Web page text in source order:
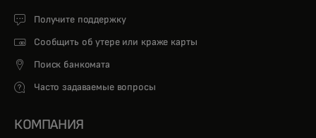
Получите поддержку
Сообщить об утере или краже карты
Поиск банкомата
Часто задаваемые вопросы
КОМПАНИЯ